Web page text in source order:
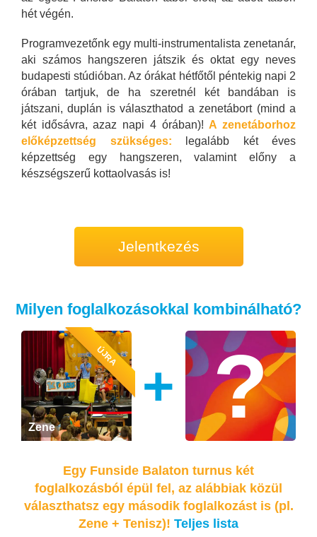
hét végén.
Programvezetőnk egy multi-instrumentalista zenetanár,
aki számos hangszeren játszik és oktat egy neves
budapesti stúdióban. Az órákat hétfőtől péntekig napi 2
órában tartjuk, de ha szeretnél két bandában is
játszani, duplán is választhatod a zenetábort (mind a
két idősávra, azaz napi 4 órában)! A zenetáborhoz
előképzettség szükséges: legalább két éves
képzettség egy hangszeren, valamint előny a
készségszerű kottaolvasás is!
Jelentkezés
Milyen foglalkozásokkal kombinálható?
ÚJRA
Zene
+
Egy Funside Balaton turnus két
foglalkozásból épül fel, az alábbiak közül
választhatsz egy második foglalkozást is (pl.
Zene + Tenisz)! Teljes lista